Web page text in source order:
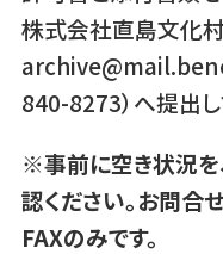
株式会社直島文化
840-8273）へ提出し
※事前に空き状況を
認ください。お問合
FAXのみです。